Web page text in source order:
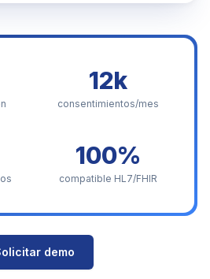
12k
consentimientos/mes
100%
compatible HL7/FHIR
demo